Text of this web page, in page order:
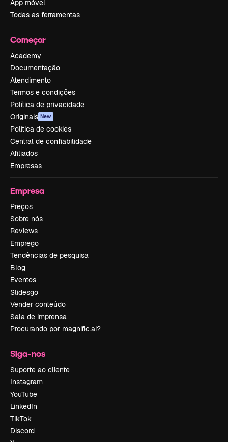
App móvel
Todas as ferramentas
Começar
Academy
Documentação
Atendimento
Termos e condições
Política de privacidade
Originais New
Política de cookies
Central de confiabilidade
Afiliados
Empresas
Empresa
Preços
Sobre nós
Reviews
Emprego
Tendências de pesquisa
Blog
Eventos
Slidesgo
Vender conteúdo
Sala de imprensa
Procurando por magnific.ai?
Siga-nos
Suporte ao cliente
Instagram
YouTube
LinkedIn
TikTok
Discord